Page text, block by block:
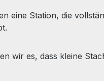
eine Station, die
wir es, dass kleine